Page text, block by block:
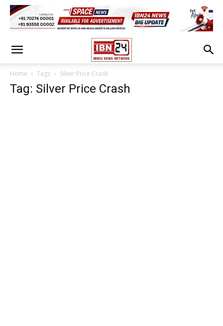
Home Tags Silver Price Crash
Tag: Silver Price Crash